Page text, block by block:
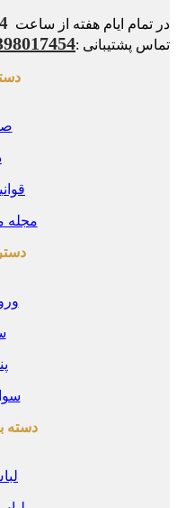
ایام هفته از ساعت24 - 8
پشتیبانی :09398017454
صفحه
قوانین
مجله مد
ورود و
پنل
دسته
لباس